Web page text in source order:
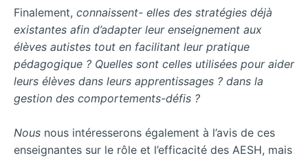
Finalement, connaissent- elles des stratégies déjà
existantes afin d’adapter leur enseignement aux
élèves autistes tout en facilitant leur pratique
pédagogique ? Quelles sont celles utilisées pour aider
leurs élèves dans leurs apprentissages ? dans la
gestion des comportements-défis ?
Nous nous intéresserons également à l’avis de ces
enseignantes sur le rôle et l’efficacité des AESH, mais